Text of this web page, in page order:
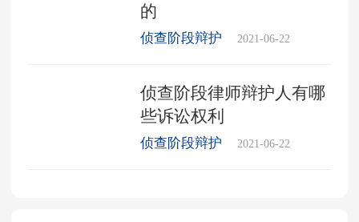
的
侦查阶段辩护 2021-06-22
侦查阶段律师辩护人有哪
些诉讼权利
侦查阶段辩护 2021-06-22